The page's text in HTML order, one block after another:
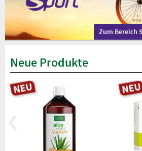
Zum Bereich
Neue Produkte